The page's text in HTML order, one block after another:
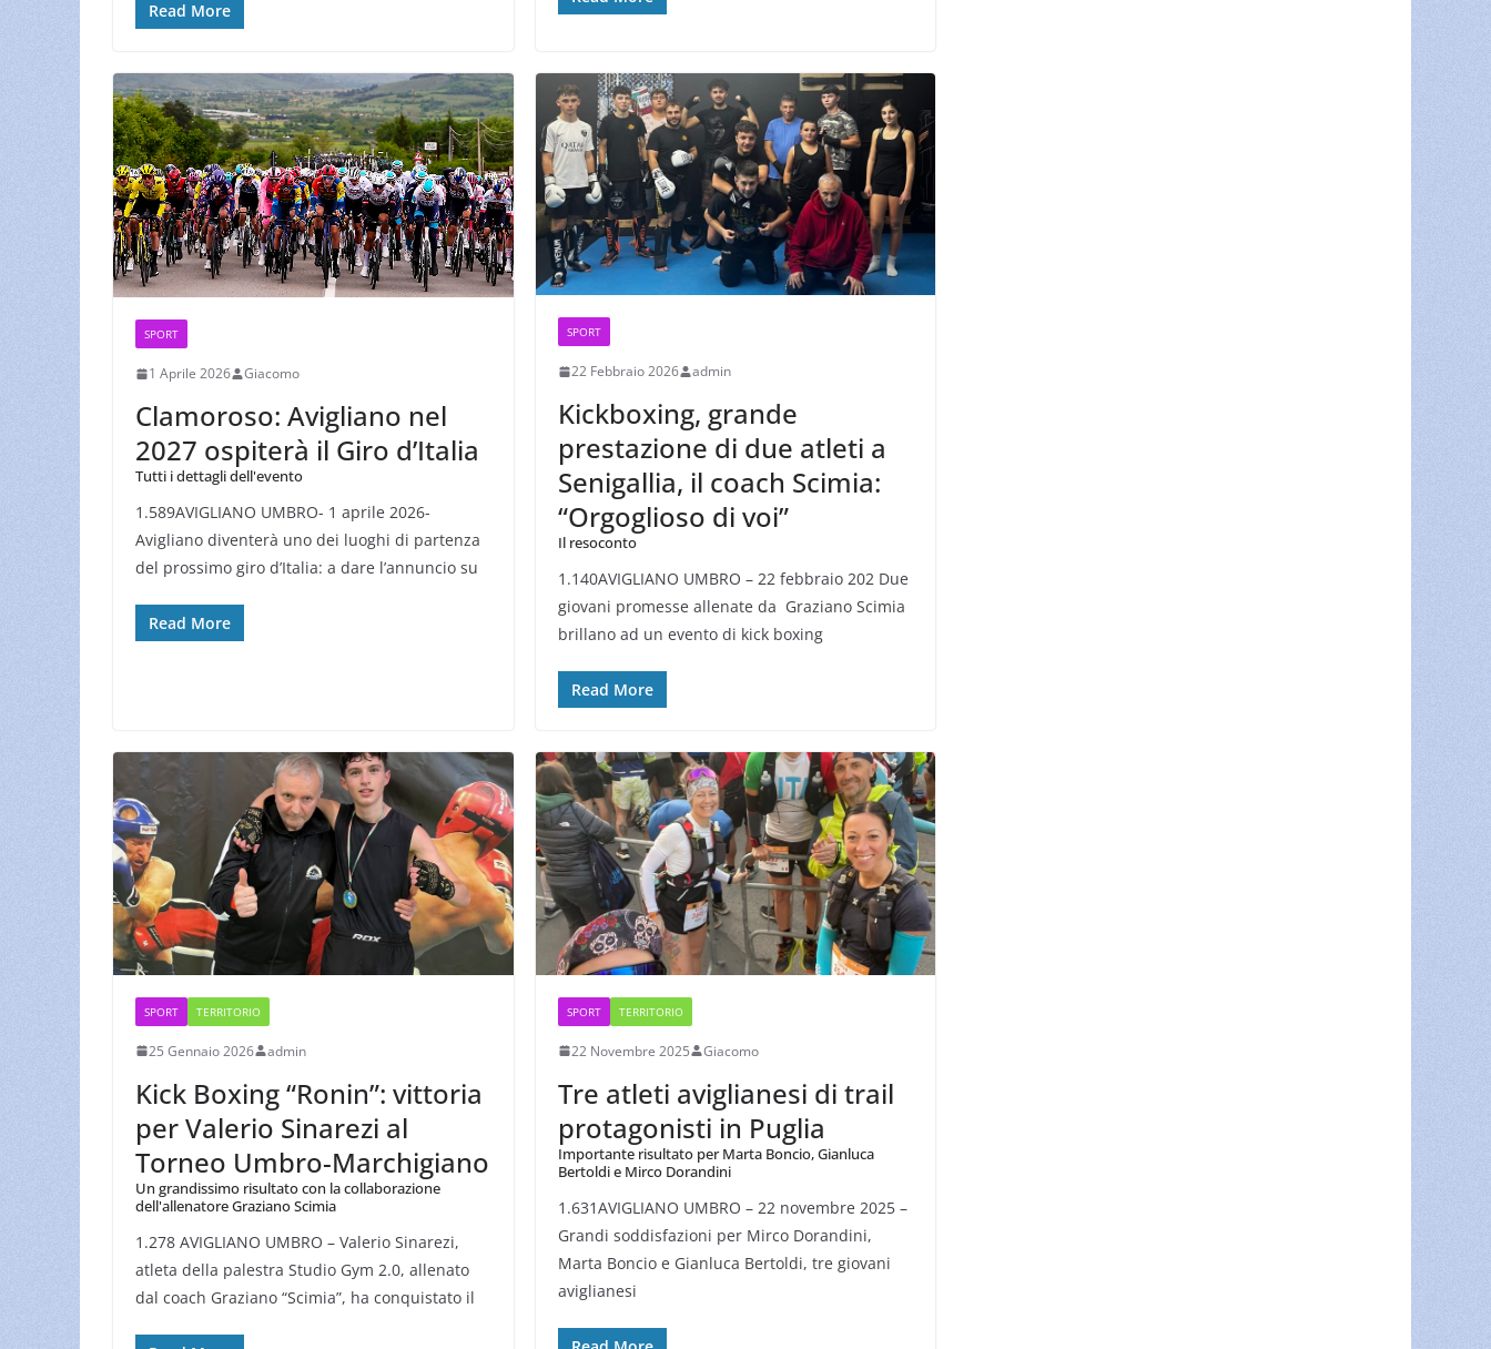
Read More
SPORT
1 Aprile 2026 Giacomo
Clamoroso: Avigliano nel
2027 ospiterà il Giro d’Italia
Tutti i dettagli dell'evento
1.589AVIGLIANO UMBRO- 1 aprile 2026-
Avigliano diventerà uno dei luoghi di partenza
del prossimo giro d’Italia: a dare l’annuncio su
Read More
SPORT
22 Febbraio 2026 admin
Kickboxing, grande
prestazione di due atleti a
Senigallia, il coach Scimia:
“Orgoglioso di voi”
Il resoconto
1.140AVIGLIANO UMBRO – 22 febbraio 202 Due
giovani promesse allenate da Graziano Scimia
brillano ad un evento di kick boxing
Read More
SPORT TERRITORIO
25 Gennaio 2026 admin
Kick Boxing “Ronin”: vittoria
per Valerio Sinarezi al
Torneo Umbro-Marchigiano
Un grandissimo risultato con la collaborazione
dell'allenatore Graziano Scimia
1.278 AVIGLIANO UMBRO – Valerio Sinarezi,
atleta della palestra Studio Gym 2.0, allenato
dal coach Graziano “Scimia”, ha conquistato il
SPORT TERRITORIO
22 Novembre 2025 Giacomo
Tre atleti aviglianesi di trail
protagonisti in Puglia
Importante risultato per Marta Boncio, Gianluca
Bertoldi e Mirco Dorandini
1.631AVIGLIANO UMBRO – 22 novembre 2025 –
Grandi soddisfazioni per Mirco Dorandini,
Marta Boncio e Gianluca Bertoldi, tre giovani
aviglianesi